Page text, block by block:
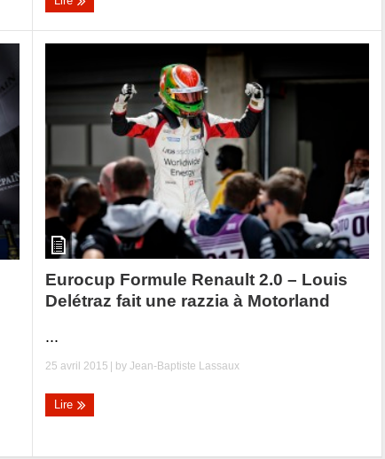
Eurocup Formule Renault 2.0 – Louis
Delétraz fait une razzia à Motorland
...
25 avril 2015 | byJean-Baptiste Lassaux
Lire